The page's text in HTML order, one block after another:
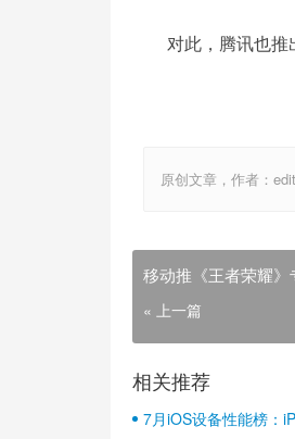
对此，腾讯也推出
原创文章，作者：
移动推《王者荣耀
« 上一篇
相关推荐
7月iOS设备性能榜：